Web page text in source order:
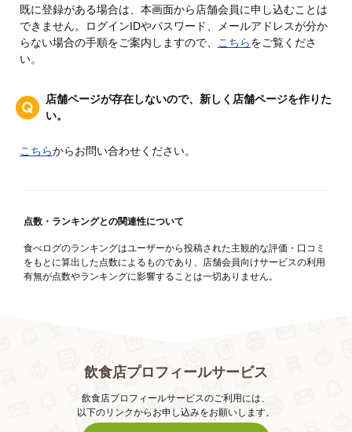
既に登録がある場合は、本画面から店舗会員に申し込むことは
できません。ログインIDやパスワード、メールアドレスが分か
らない場合の手順をご案内しますので、
こちらをご覧くださ
い。
店舗ページが存在しないので、新しく店舗ページを作りた
い。
こちらからお問い合わせください。
点数・ランキングとの関連性について
食べログのランキングはユーザーから投稿された主観的な評価・口コミ
をもとに算出した点数によるものであり、店舗会員向けサービスの利用
有無が点数やランキングに影響することは一切ありません。
飲食店プロフィールサービス
飲食店プロフィールサービスのご利用には、
以下のリンクからお申し込みをお願いします。